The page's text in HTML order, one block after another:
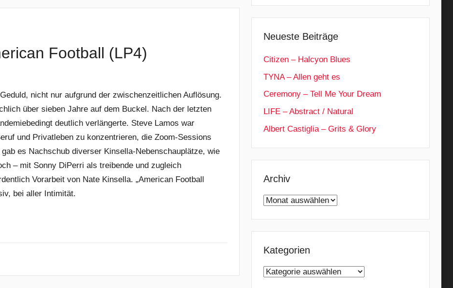
Football (LP4)
nicht nur aufgrund der zwischenzeitlichen Auflösung.
über sieben Jahre auf dem Buckel. Nach der letzten
deutlich verlängerte. Steve Lamos war
und Privatleben zu konzentrieren, die Zoom-Sessions
es Nachschub diverser Kinsella-Nebenschauplätze, wie
– mit Sonny DiPerri als treibende und zugleich
Vorarbeit von Nate Kinsella. „American Football
bei aller Intimität.
Neueste Beiträge
Citizen – Halcyon Blues
TYNA – Allen geht es
Ceremony – Tell Me Your Dream
LIFE – Abstract / Natural
Albert Castiglia – Grits & Glory
Archiv
Archiv
Kategorien
Kategorien